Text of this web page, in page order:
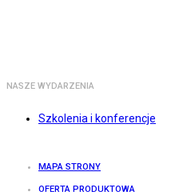
NASZE WYDARZENIA
Szkolenia i konferencje
MAPA STRONY
OFERTA PRODUKTOWA